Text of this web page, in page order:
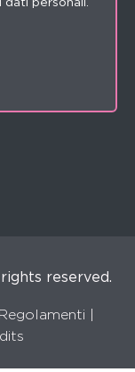
reserved.
Regolamenti